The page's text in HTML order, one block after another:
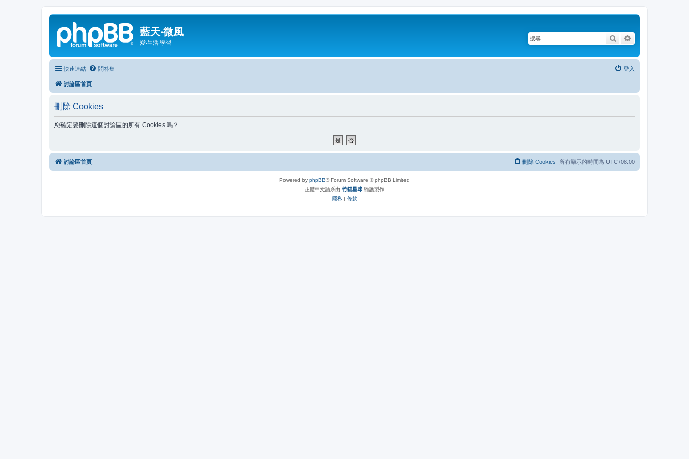
藍天‧微風
愛‧生活‧學習 搜尋
快速連結 問答集 登入
討論區首頁
刪除 Cookies
您確定要刪除這個討論區的所有 Cookies 嗎？
討論區首頁 所有顯示的時間為 UTC+08:00
刪除 Cookies
Powered by phpBB® Forum Software © phpBB Limited
正體中文語系由 竹貓星球 維護製作
隱私 | 條款